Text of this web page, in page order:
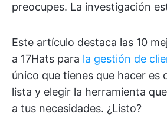
preocupes. La investigación
Este artículo destaca las 10
a 17Hats para la gestión de
único que tienes que hacer es
lista y elegir la herramienta
a tus necesidades. ¿Listo?